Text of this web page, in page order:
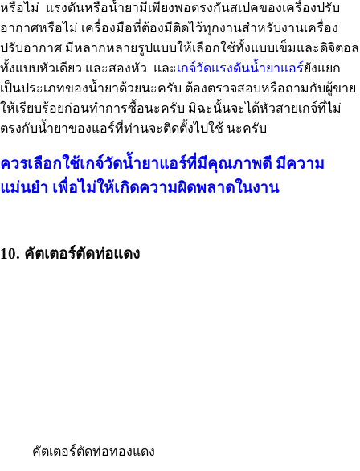
หรือไม่ แรงดันหรือน้ำยามีเพียงพอตรงกันสเปคของเครื่องปรับ
อากาศหรือไม่ เครื่องมือที่ต้องมีติดไว้ทุกงานสำหรับงานเครื่อง
ปรับอากาศ มีหลากหลายรูปแบบให้เลือกใช้ทั้งแบบเข็มและดิจิตอล
ทั้งแบบหัวเดียว และสองหัว และเกจ์วัดแรงดันน้ำยาแอร์ยังแยก
เป็นประเภทของน้ำยาด้วยนะครับ ต้องตรวจสอบหรือถามกับผู้ขาย
ให้เรียบร้อยก่อนทำการซื้อนะครับ มิฉะนั้นจะได้หัวสายเกจ์ที่ไม่
ตรงกับน้ำยาของแอร์ที่ท่านจะติดตั้งไปใช้ นะครับ
ควรเลือกใช้เกจ์วัดน้ำยาแอร์ที่มีคุณภาพดี มีความ
แม่นยำ เพื่อไม่ให้เกิดความผิดพลาดในงาน
10. คัตเตอร์ตัดท่อแดง
คัตเตอร์ตัดท่อทองแดง